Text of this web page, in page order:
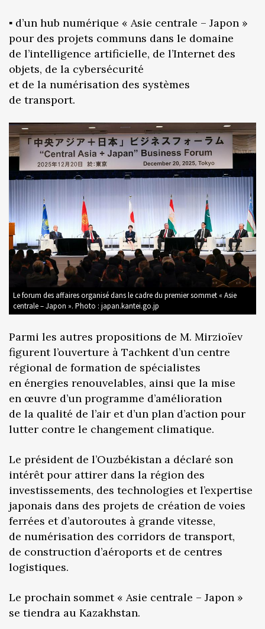
▪️ d’un hub numérique « Asie centrale – Japon »
pour des projets communs dans le domaine
de l’intelligence artificielle, de l’Internet des
objets, de la cybersécurité
et de la numérisation des systèmes
de transport.
Le forum des affaires organisé dans le cadre du premier sommet « Asie
centrale – Japon ». Photo : japan.kantei.go.jp
Parmi les autres propositions de M. Mirzioïev
figurent l’ouverture à Tachkent d’un centre
régional de formation de spécialistes
en énergies renouvelables, ainsi que la mise
en œuvre d’un programme d’amélioration
de la qualité de l’air et d’un plan d’action pour
lutter contre le changement climatique.
Le président de l’Ouzbékistan a déclaré son
intérêt pour attirer dans la région des
investissements, des technologies et l’expertise
japonais dans des projets de création de voies
ferrées et d’autoroutes à grande vitesse,
de numérisation des corridors de transport,
de construction d’aéroports et de centres
logistiques.
Le prochain sommet « Asie centrale – Japon »
se tiendra au Kazakhstan.